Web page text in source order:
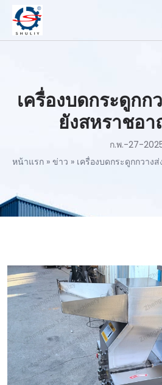
เครื่องบดกระดูกก
ยังสหราชอ
ก.พ.-27-
หน้าแรก» ข่าว » เครื่องบดกระดูกกวาง